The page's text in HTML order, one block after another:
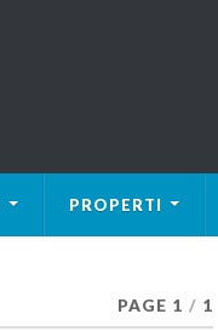
PROPERTI
PAGE 1 / 1